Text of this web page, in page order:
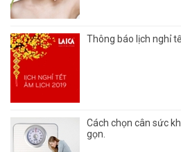
Thông báo lịch nghỉ
Cách chọn cân sức
gọn.